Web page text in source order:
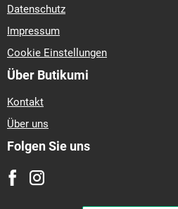
Datenschutz
Impressum
Cookie Einstellungen
Über Butikumi
Kontakt
Über uns
Folgen Sie uns